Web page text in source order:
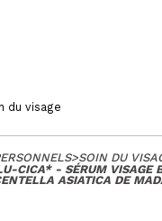
du visage
>SOIN DU
CICA* - SÉRUM VISAGE
ASIATICA DE